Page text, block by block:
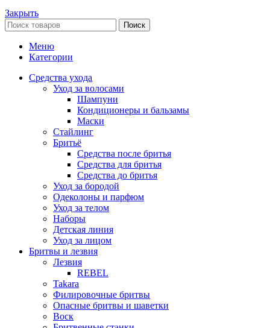
Закрыть
Поиск
Меню
Категории
Средства ухода
Уход за волосами
Шампуни
Кондиционеры и бальзамы
Маски
Стайлинг
Бритьё
Средства после бритья
Средства для бритья
Средства до бритья
Уход за бородой
Одеколоны и парфюм
Уход за телом
Наборы
Детская линия
Уход за лицом
Бритвы и лезвия
Лезвия
REBEL
Takara
Филировочные бритвы
Опасные бритвы и шаветки
Воск